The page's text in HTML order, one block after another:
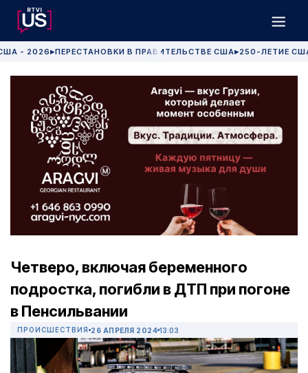
- 2026 ▶ПЕРЕСТАНОВКИ В ПРАВИТЕЛЬСТВЕ США▶250-ЛЕТИЕ
Четверо, включая беременного
подростка, погибли в ДТП при погоне
в Пенсильвании
ПРОИСШЕСТВИЯ 26 АПРЕЛЯ 2024 13:03